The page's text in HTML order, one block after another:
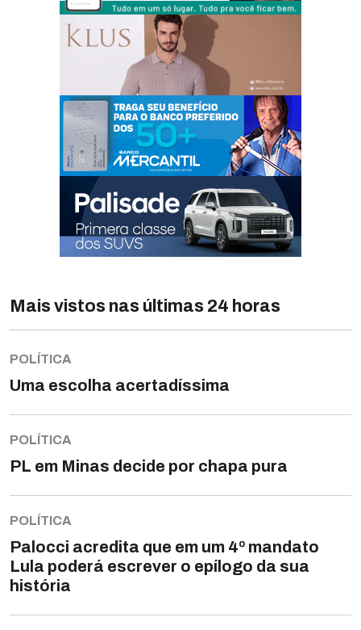
Mais vistos nas últimas 24 horas
POLÍTICA
Uma escolha acertadíssima
POLÍTICA
PL em Minas decide por chapa pura
POLÍTICA
Palocci acredita que em um 4º mandato
Lula poderá escrever o epílogo da sua
história